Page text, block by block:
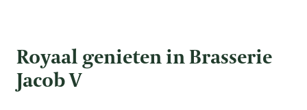
Royaal genieten in Brasserie
Jacob V